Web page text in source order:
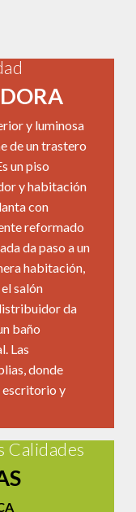
y luminosa
de un trastero
un piso
y habitación
con
reformado
da paso a un
habitación,
salón
da
baño
Las
donde
escritorio y
Calidades